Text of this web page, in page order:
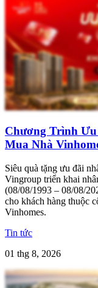
Chương Trình
Mua Nhà
Siêu quà tặng ưu đãi
Vingroup triển khai
(08/08/1993 – 08/08/
cho khách hàng thuộc
Vinhomes.
Tin tức
01 thg 8, 2026